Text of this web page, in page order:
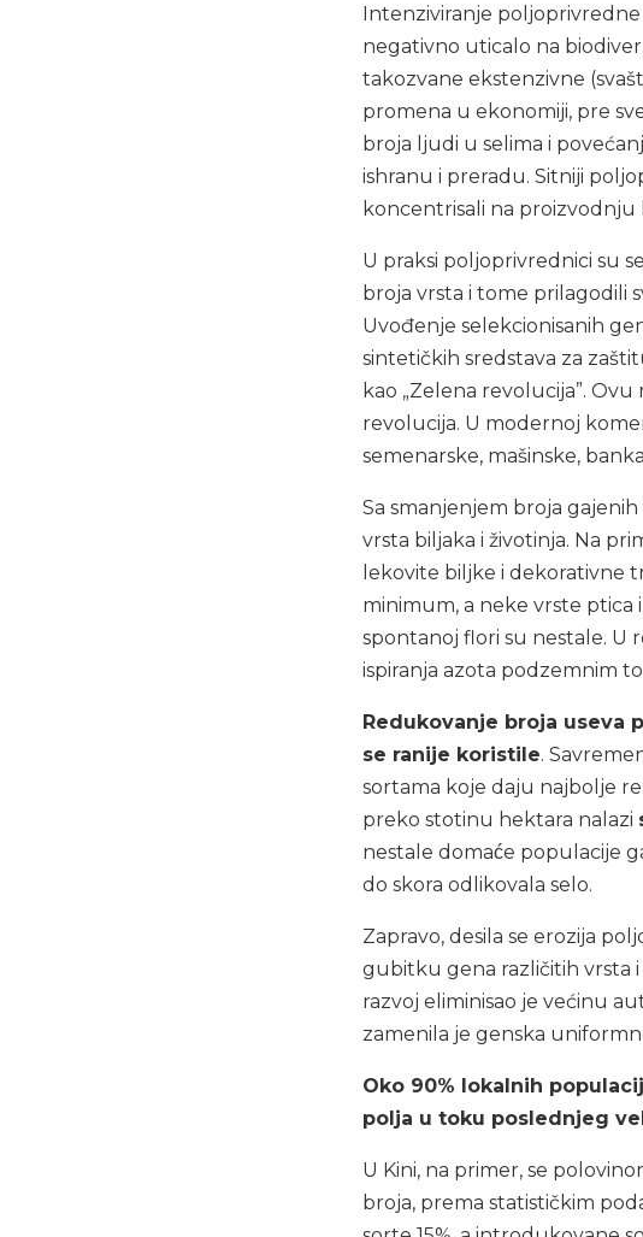
Intenziviranje
negativno uticalo na
takozvane ekstenzivne
promena u ekonomiji, pre
broja ljudi u selima i
ishranu i preradu. Sitniji
koncentrisali na proizvodnju
U praksi poljoprivrednici su
broja vrsta i tome prilagodili
Uvođenje selekcionisanih
sintetičkih sredstava za
kao „Zelena revolucija”.
revolucija. U modernoj
semenarske, mašinske,
Sa smanjenjem broja
vrsta biljaka i životinja. Na
lekovite biljke i dekorativne
minimum, a neke vrste ptica
spontanoj flori su nestale. U
ispiranja azota podzemnim
Redukovanje broja useva
se ranije koristile.
sortama koje daju najbolje
preko stotinu hektara nalazi
nestale domaće populacije
do skora odlikovala selo.
Zapravo, desila se erozija
gubitku gena različitih vrsta
razvoj eliminisao je većinu
zamenila je genska
Oko 90% lokalnih
polja u toku poslednjeg
U Kini, na primer, se
broja, prema statističkim